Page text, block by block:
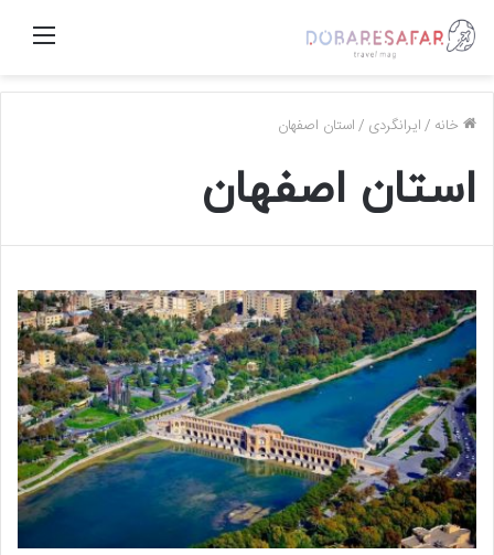
منو
خانه /ایرانگردی /استان اصفهان
استان اصفهان